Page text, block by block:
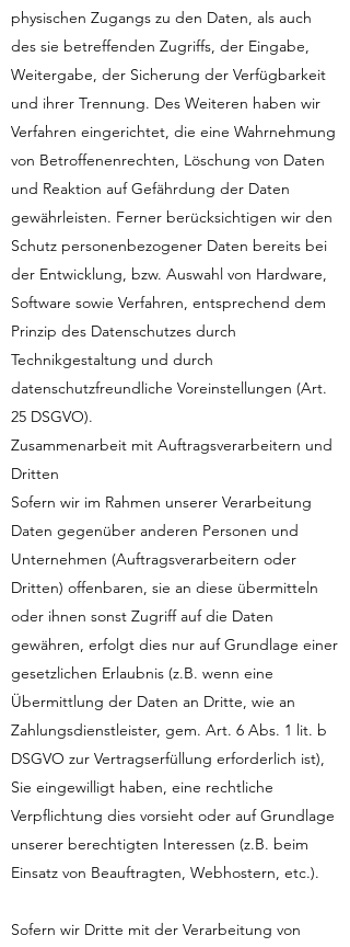
physischen Zugangs zu den Daten, als auch
des sie betreffenden Zugriffs, der Eingabe,
Weitergabe, der Sicherung der Verfügbarkeit
und ihrer Trennung. Des Weiteren haben wir
Verfahren eingerichtet, die eine Wahrnehmung
von Betroffenenrechten, Löschung von Daten
und Reaktion auf Gefährdung der Daten
gewährleisten. Ferner berücksichtigen wir den
Schutz personenbezogener Daten bereits bei
der Entwicklung, bzw. Auswahl von Hardware,
Software sowie Verfahren, entsprechend dem
Prinzip des Datenschutzes durch
Technikgestaltung und durch
datenschutzfreundliche Voreinstellungen (Art.
25 DSGVO).
Zusammenarbeit mit Auftragsverarbeitern und
Dritten
Sofern wir im Rahmen unserer Verarbeitung
Daten gegenüber anderen Personen und
Unternehmen (Auftragsverarbeitern oder
Dritten) offenbaren, sie an diese übermitteln
oder ihnen sonst Zugriff auf die Daten
gewähren, erfolgt dies nur auf Grundlage einer
gesetzlichen Erlaubnis (z.B. wenn eine
Übermittlung der Daten an Dritte, wie an
Zahlungsdienstleister, gem. Art. 6 Abs. 1 lit. b
DSGVO zur Vertragserfüllung erforderlich ist),
Sie eingewilligt haben, eine rechtliche
Verpflichtung dies vorsieht oder auf Grundlage
unserer berechtigten Interessen (z.B. beim
Einsatz von Beauftragten, Webhostern, etc.).
Sofern wir Dritte mit der Verarbeitung von